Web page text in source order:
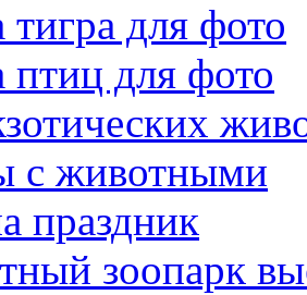
для фото
птиц для фото
с животными
праздник
зоопарк